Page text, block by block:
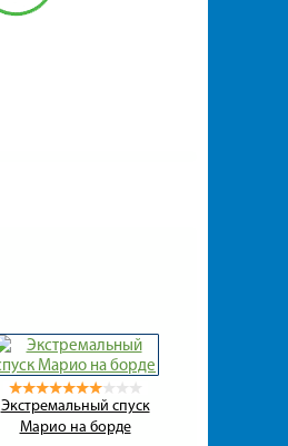
Экстремальный спуск
Марио на борде